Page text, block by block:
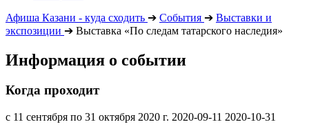
Афиша Казани - куда сходить ➔ События ➔ Выставки и
экспозиции ➔ Выставка «По следам татарского наследия»
Информация о событии
Когда проходит
с 11 сентября по 31 октября 2020 г. 2020-09-11 2020-10-31